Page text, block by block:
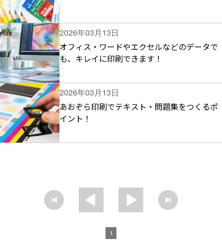
2026年03月13日
オフィス・ワードやエクセルなどのデータで
も、キレイに印刷できます！
2026年03月13日
あおぞら印刷でテキスト・問題集をつくるポ
イント！
1